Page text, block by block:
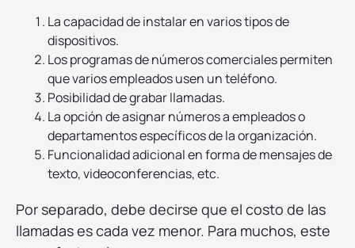
La capacidad de instalar en varios tipos de
dispositivos.
Los programas de números comerciales permiten
que varios empleados usen un teléfono.
Posibilidad de grabar llamadas.
La opción de asignar números a empleados o
departamentos específicos de la organización.
Funcionalidad adicional en forma de mensajes de
texto, videoconferencias, etc.
Por separado, debe decirse que el costo de las
llamadas es cada vez menor. Para muchos, este